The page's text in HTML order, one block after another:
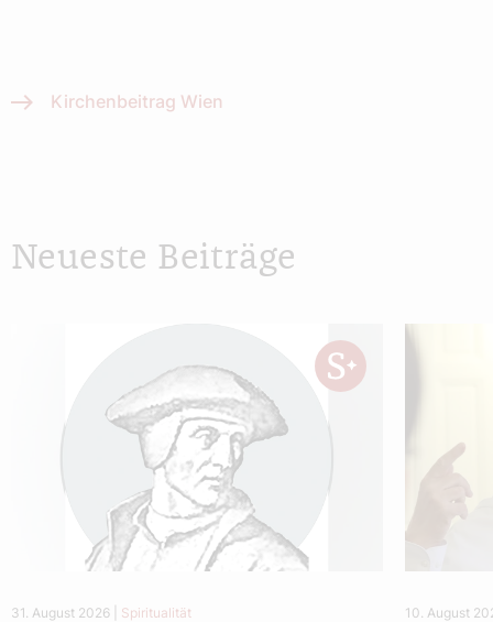
Kirchenbeitrag Wien
Neueste Beiträge
31. August 2026 Spiritualität 10. August